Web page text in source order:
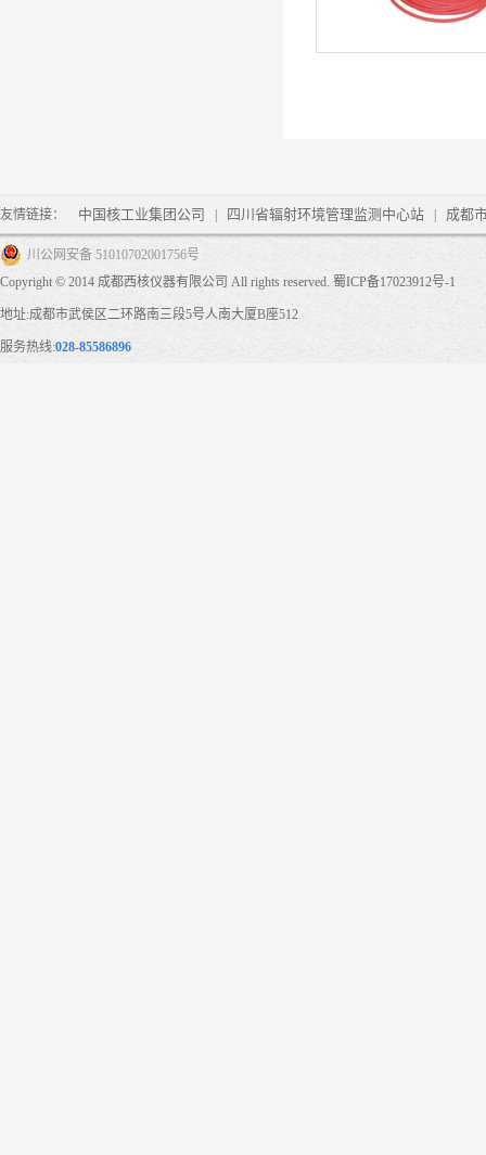
友情链接： 中国核工业集团公司 四川省辐射环境管理监测中心站 成都
川公网安备 51010702001756号
Copyright © 2014 成都西核仪器有限公司 All rights reserved. 蜀ICP备17023912号-1
地址:成都市武侯区二环路南三段5号人南大厦B座512
服务热线:028-85586896